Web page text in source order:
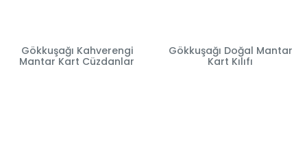
Gökkuşağı Kahverengi
Mantar Kart Cüzdanlar
Gökkuşağı Doğal Mantar
Kart Kılıfı